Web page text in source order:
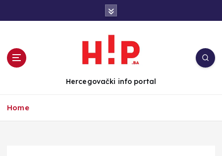
e
Hercegovački info portal
Home